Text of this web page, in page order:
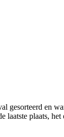
gesorteerd en
laatste plaats,